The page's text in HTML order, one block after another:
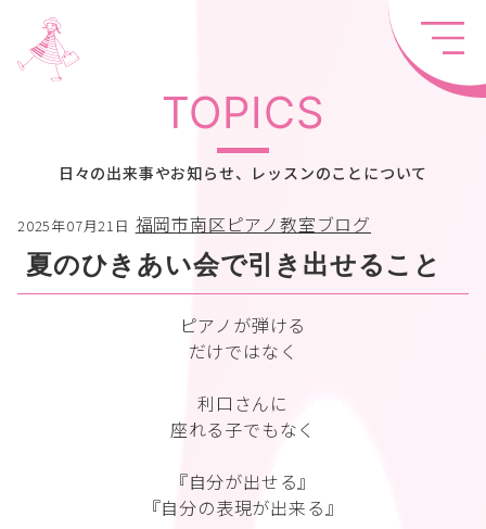
TOPICS
日々の出来事やお知らせ、レッスンのことについて
2025年07月21日 福岡市南区ピアノ教室ブログ
夏のひきあい会で引き出せること
ピアノが弾ける
だけではなく
利口さんに
座れる子でもなく
『自分が出せる』
『自分の表現が出来る』